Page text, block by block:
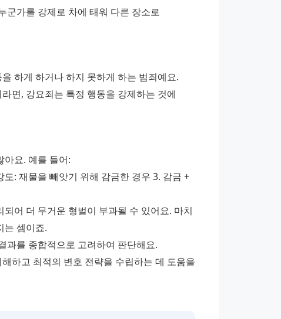
군가를 강제로 차에 태워 다른 장소로
하게 하거나 하지 못하게 하는 범죄예요.
면, 강요죄는 특정 행동을 강제하는 것에
아요. 예를 들어:
: 재물을 빼앗기 위해 감금한 경우 3. 감금 +
어 더 무거운 형벌이 부과될 수 있어요. 마치
는 셈이죠.
과를 종합적으로 고려하여 판단해요.
하고 최적의 변호 전략을 수립하는 데 도움을